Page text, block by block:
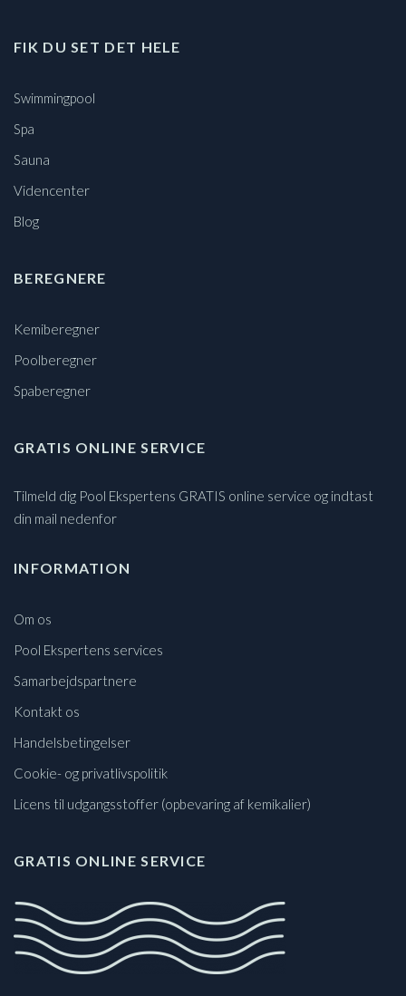
FIK DU SET DET HELE
Swimmingpool
Spa
Sauna
Videncenter
Blog
BEREGNERE
Kemiberegner
Poolberegner
Spaberegner
GRATIS ONLINE SERVICE
Tilmeld dig Pool Ekspertens GRATIS online service og indtast
din mail nedenfor
INFORMATION
Om os
Pool Ekspertens services
Samarbejdspartnere
Kontakt os
Handelsbetingelser
Cookie- og privatlivspolitik
Licens til udgangsstoffer (opbevaring af kemikalier)
GRATIS ONLINE SERVICE